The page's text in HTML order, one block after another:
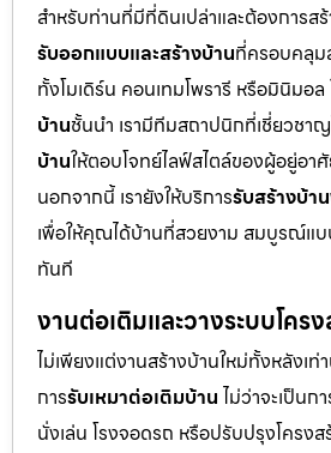
สำหรับท่านที่มีที่ดินเปล่าและต้องการสร้
รับออกแบบและสร้างบ้านที่ครอบคลุม
ทั้งโมเดิร์น คอนเทมโพรารี หรือมินิมอล
บ้านชั้นนำ เรามีทีมสถาปนิกที่เชี่ยวชา
บ้านให้ตอบโจทย์ไลฟ์สไตล์ของผู้อยู่อ
นอกจากนี้ เรายังให้บริการรับสร้างบ้า
เพื่อให้คุณได้บ้านที่สวยงาม สมบูรณ์แบ
ทันที
งานต่อเติมและวางระบบโคร
ไม่เพียงแต่งานสร้างบ้านใหม่ทั้งหลังเท่
การรับเหมาต่อเติมบ้าน ไม่ว่าจะเป็นก
นั่งเล่น โรงจอดรถ หรือปรับปรุงโครงส